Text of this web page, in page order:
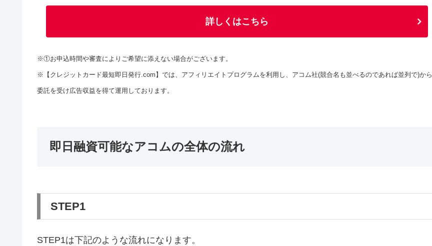
詳しくはこちら
※①お申込時間や審査によりご希望に添えない場合がございます。
※【クレジットカード最短即日発行.com】では、アフィリエイトプログラムを利用し、アコム社(競合名も並べるのであれば並列で)から
委託を受け広告収益を得て運用しております。
即日融資可能なアコムの全体の流れ
STEP1
STEP1は下記のような流れになります。